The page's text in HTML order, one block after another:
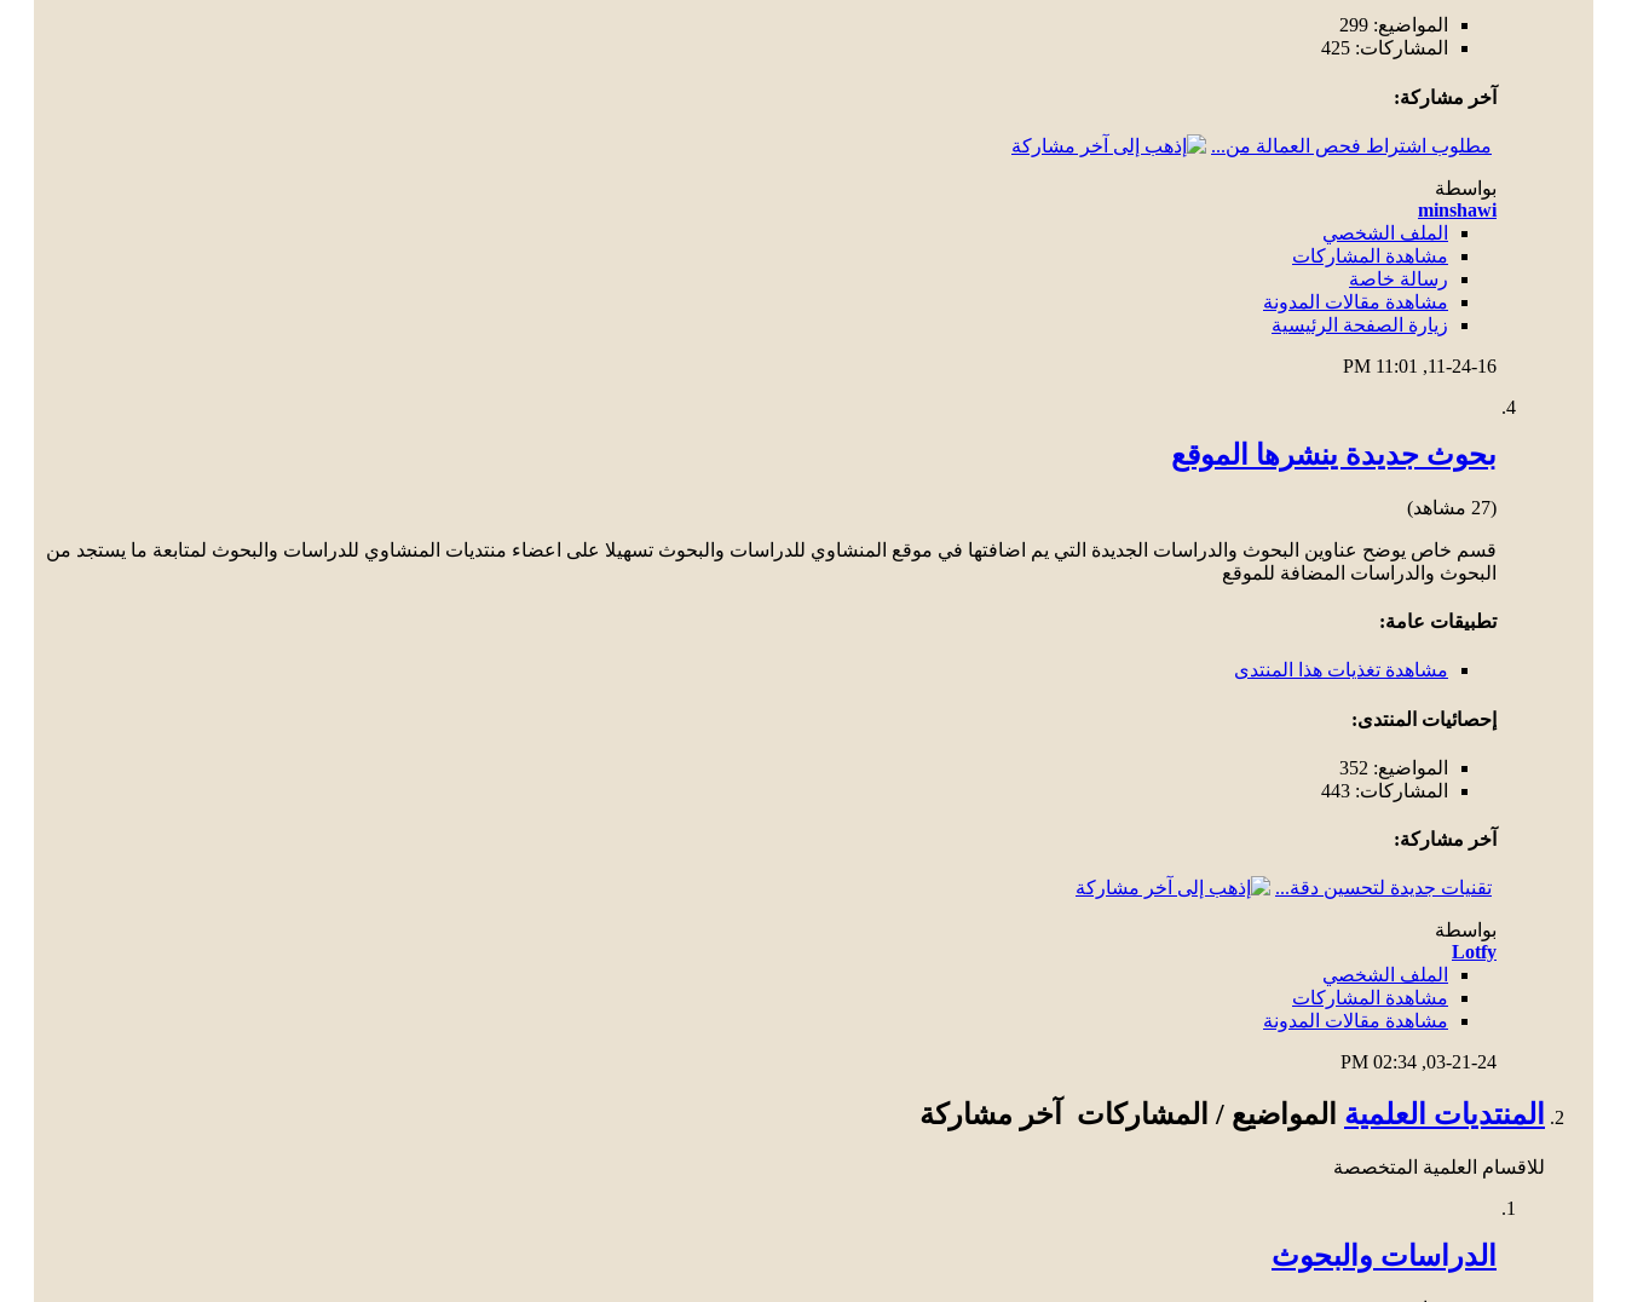
المواضيع: 299
المشاركات: 425
آخر مشاركة:
مطلوب اشتراط فحص العمالة من...
بواسطة
minshawi
الملف الشخصي
مشاهدة المشاركات
رسالة خاصة
مشاهدة مقالات المدونة
زيارة الصفحة الرئيسية
11-24-16,
11:01 PM
بحوث جديدة ينشرها الموقع
(27 مشاهد)
قسم خاص يوضح عناوين البحوث والدراسات الجديدة التي يم اضافتها في موقع المنشاوي للدراسات والبحوث تسهيلا على اعضاء منتديات المنشاوي للدراسات والبحوث لمتابعة ما يستجد من
البحوث والدراسات المضافة للموقع
تطبيقات عامة:
مشاهدة تغذيات هذا المنتدى
إحصائيات المنتدى:
المواضيع: 352
المشاركات: 443
آخر مشاركة:
تقنيات جديدة لتحسين دقة...
بواسطة
Lotfy
الملف الشخصي
مشاهدة المشاركات
مشاهدة مقالات المدونة
03-21-24,
02:34 PM
المنتديات العلمية المواضيع / المشاركات آخر مشاركة
للاقسام العلمية المتخصصة
الدراسات والبحوث